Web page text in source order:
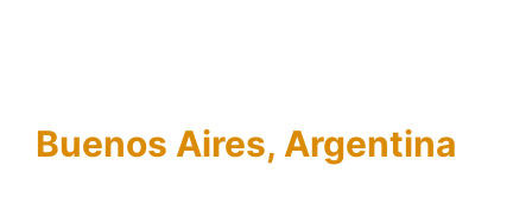
Buenos Aires, Argentina